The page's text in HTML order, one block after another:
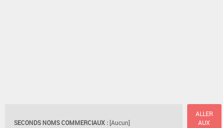
SECONDS NOMS COMMERCIAUX : [Aucun]
ALLER
AUX